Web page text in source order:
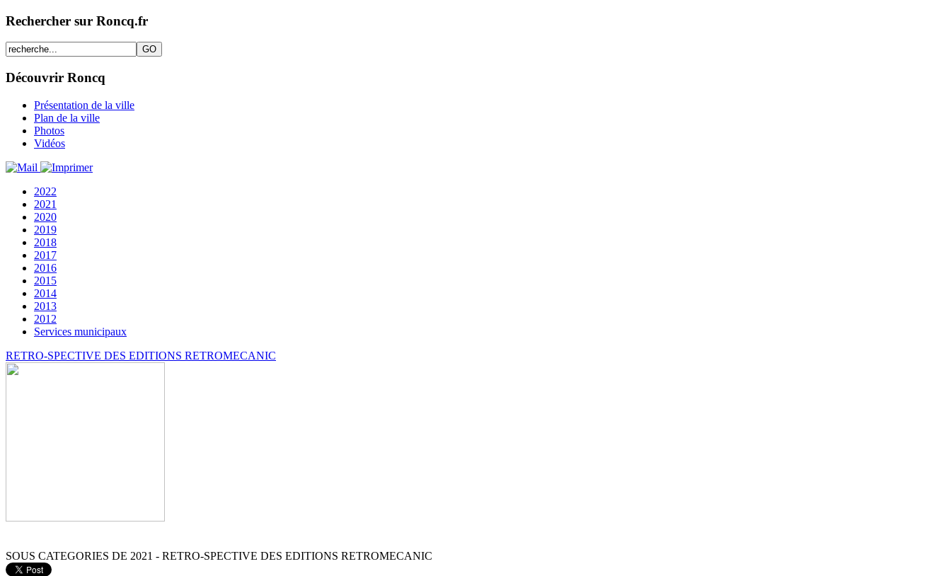
Rechercher sur Roncq.fr
Découvrir Roncq
Présentation de la ville
Plan de la ville
Photos
Vidéos
2022
2021
2020
2019
2018
2017
2016
2015
2014
2013
2012
Services municipaux
RETRO-SPECTIVE DES EDITIONS RETROMECANIC
SOUS CATEGORIES DE 2021 - RETRO-SPECTIVE DES EDITIONS RETROMECANIC